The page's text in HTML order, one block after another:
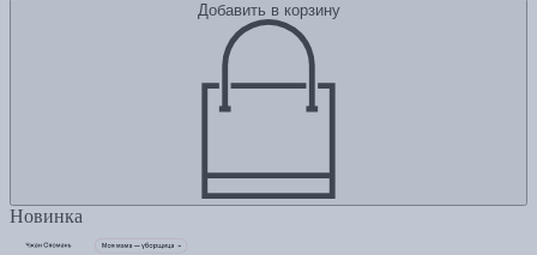
Добавить в корзину
Новинка